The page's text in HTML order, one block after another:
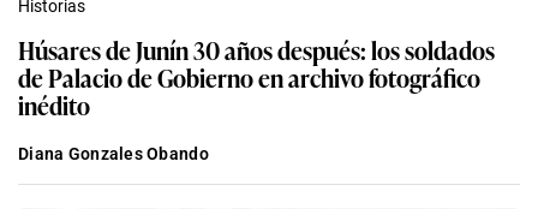
Historias
Húsares de Junín 30 años después: los soldados
de Palacio de Gobierno en archivo fotográfico
inédito
Diana Gonzales Obando